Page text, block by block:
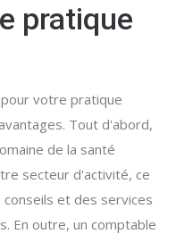
pratique
votre pratique
Tout d'abord,
de la santé
secteur d'activité, ce
et des services
En outre, un comptable